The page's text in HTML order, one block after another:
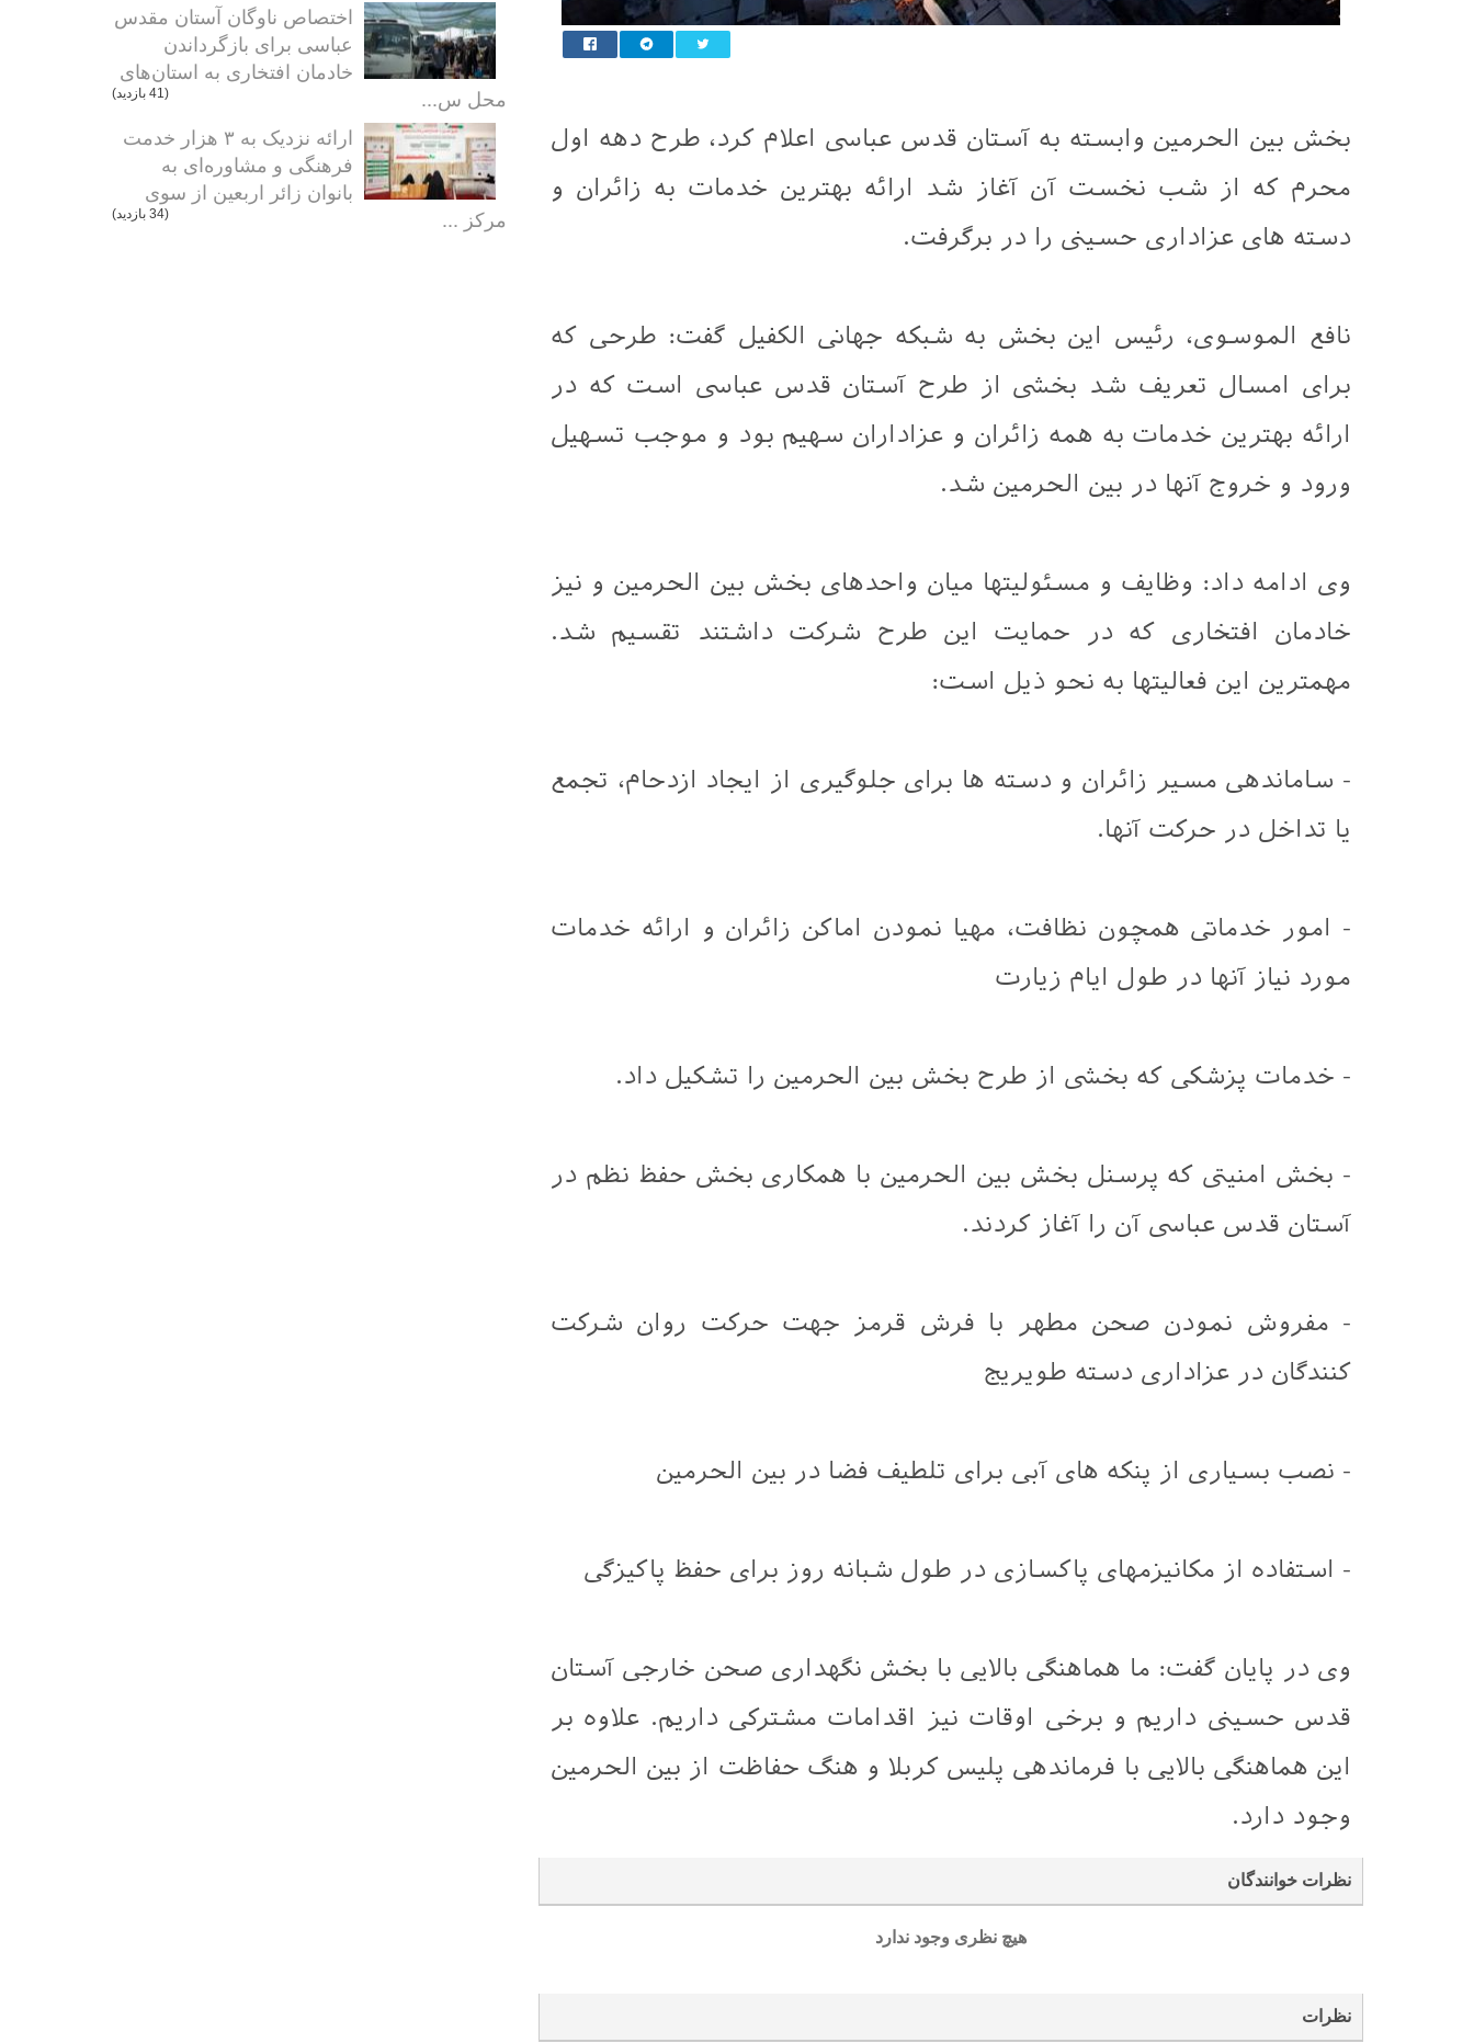
بخش بین الحرمین وابسته به آستان قدس عباسی اعلام کرد، طرح دهه اول
محرم که از شب نخست آن آغاز شد ارائه بهترین خدمات به زائران و
دسته های عزاداری حسینی را در برگرفت.
نافع الموسوی، رئیس این بخش به شبکه جهانی الکفیل گفت: طرحی که
برای امسال تعریف شد بخشی از طرح آستان قدس عباسی است که در
ارائه بهترین خدمات به همه زائران و عزاداران سهیم بود و موجب تسهیل
ورود و خروج آنها در بین الحرمین شد.
وی ادامه داد: وظایف و مسئولیتها میان واحدهای بخش بین الحرمین و نیز
خادمان افتخاری که در حمایت این طرح شرکت داشتند تقسیم شد.
مهمترین این فعالیتها به نحو ذیل است:
- ساماندهی مسیر زائران و دسته ها برای جلوگیری از ایجاد ازدحام، تجمع
یا تداخل در حرکت آنها.
- امور خدماتی همچون نظافت، مهیا نمودن اماکن زائران و ارائه خدمات
مورد نیاز آنها در طول ایام زیارت
- خدمات پزشکی که بخشی از طرح بخش بین الحرمین را تشکیل داد.
- بخش امنیتی که پرسنل بخش بین الحرمین با همکاری بخش حفظ نظم در
آستان قدس عباسی آن را آغاز کردند.
- مفروش نمودن صحن مطهر با فرش قرمز جهت حرکت روان شرکت
کنندگان در عزاداری دسته طویریج
- نصب بسیاری از پنکه های آبی برای تلطیف فضا در بین الحرمین
- استفاده از مکانیزمهای پاکسازی در طول شبانه روز برای حفظ پاکیزگی
وی در پایان گفت:‌ ما هماهنگی بالایی با بخش نگهداری صحن خارجی آستان
قدس حسینی داریم و برخی اوقات نیز اقدامات مشترکی داریم. علاوه بر
این هماهنگی بالایی با فرماندهی پلیس کربلا و هنگ حفاظت از بین الحرمین
وجود دارد.
نظرات خوانندگان
هیچ نظری وجود ندارد
نظرات
اختصاص ناوگان آستان مقدس
عباسی برای بازگرداندن
خادمان افتخاری به استان‌های
محل س...
(41 بازدید)
ارائه نزدیک به ۳ هزار خدمت
فرهنگی و مشاوره‌ای به
بانوان زائر اربعین از سوی
مرکز ...
(34 بازدید)